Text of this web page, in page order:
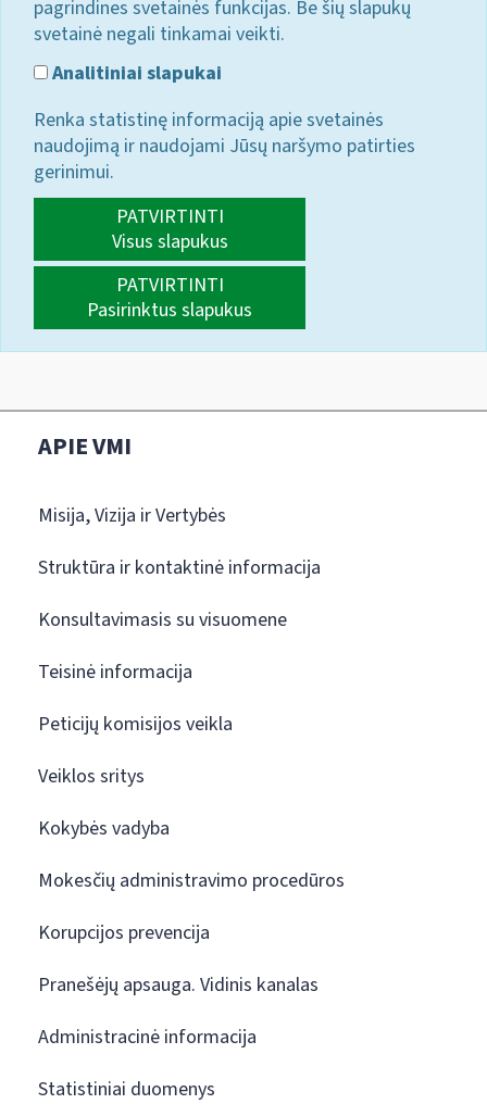
pagrindines svetainės funkcijas. Be šių slapukų
svetainė negali tinkamai veikti.
Analitiniai slapukai
Renka statistinę informaciją apie svetainės
naudojimą ir naudojami Jūsų naršymo patirties
gerinimui.
PATVIRTINTI
Visus slapukus
PATVIRTINTI
Pasirinktus slapukus
APIE VMI
Misija, Vizija ir Vertybės
Struktūra ir kontaktinė informacija
Konsultavimasis su visuomene
Teisinė informacija
Peticijų komisijos veikla
Veiklos sritys
Kokybės vadyba
Mokesčių administravimo procedūros
Korupcijos prevencija
Pranešėjų apsauga. Vidinis kanalas
Administracinė informacija
Statistiniai duomenys